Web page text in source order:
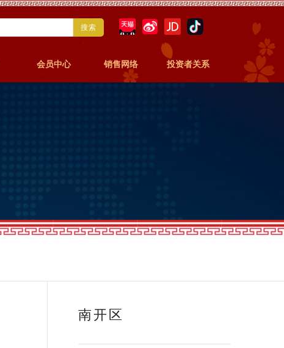
搜索
会员中心 销售网络 投资者关系
南开区